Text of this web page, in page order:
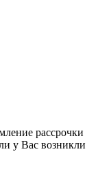
рассрочки
у Вас возникли